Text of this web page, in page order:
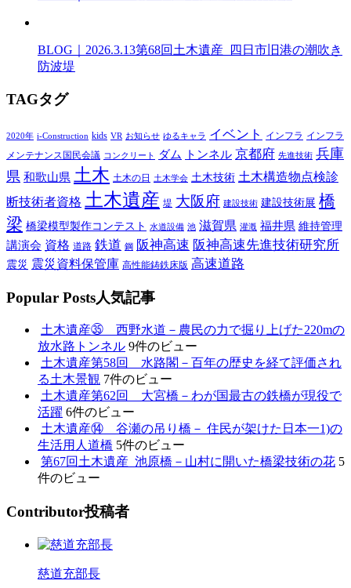
BLOG｜2026.3.13第68回土木遺産_四日市旧港の潮吹き
防波堤
TAGタグ
2020年 i-Construction kids VR お知らせ ゆるキャラ イベント インフラ インフラ
メンテナンス国民会議 コンクリート ダム トンネル 京都府 先進技術 兵庫
県 和歌山県 土木 土木の日 土木学会 土木技術 土木構造物点検診
断技術者資格 土木遺産 堤 大阪府 建設技術 建設技術展 橋
梁 橋梁模型製作コンテスト 水道設備 池 滋賀県 灌漑 福井県 維持管理
講演会 資格 道路 鉄道 鋼 阪神高速 阪神高速先進技術研究所
震災 震災資料保管庫 高性能鋳鉄床版 高速道路
Popular Posts人気記事
土木遺産㉟ 西野水道－農民の力で掘り上げた220mの
放水路トンネル 9件のビュー
土木遺産第58回 水路閣－百年の歴史を経て評価され
る土木景観 7件のビュー
土木遺産第62回 大宮橋－わが国最古の鉄橋が現役で
活躍 6件のビュー
土木遺産⑭ 谷瀬の吊り橋－ 住民が架けた日本一1)の
生活用人道橋 5件のビュー
第67回土木遺産_池原橋－山村に開いた橋梁技術の花 5
件のビュー
Contributor投稿者
慈道充部長